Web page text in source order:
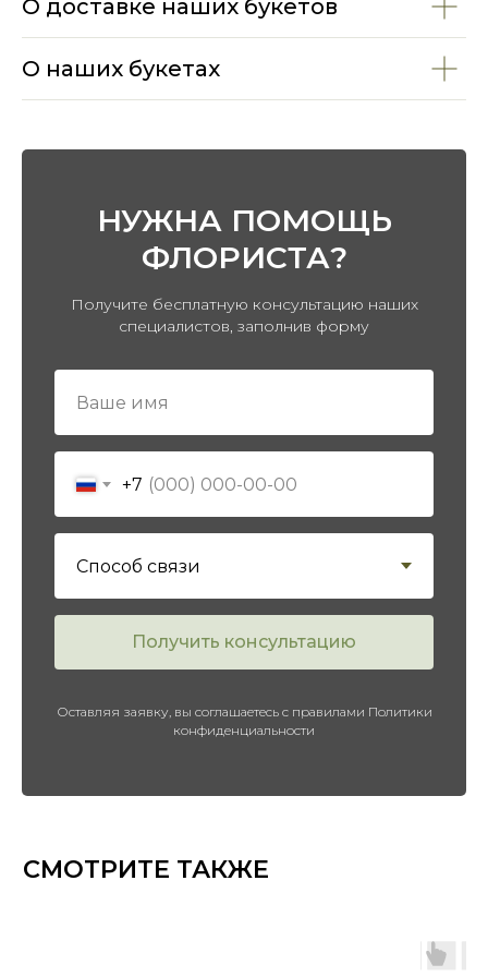
О доставке наших букетов
О наших букетах
НУЖНА ПОМОЩЬ
ФЛОРИСТА?
Получите бесплатную консультацию наших
специалистов, заполнив форму
+7
Получить консультацию
Оставляя заявку, вы соглашаетесь с правилами Политики
конфиденциальности
ПЕРЕЙТИ В КАТАЛОГ